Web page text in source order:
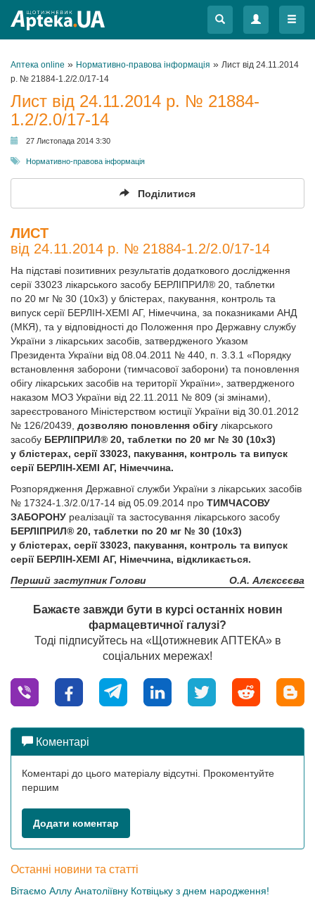
Меню
Меню
Аптека online » Нормативно-правова інформація » Лист від 24.11.2014
р. № 21884-1.2/2.0/17-14
Лист від 24.11.2014 р. № 21884-
1.2/2.0/17-14
27 Листопада 2014 3:30
Нормативно-правова інформація
Поділитися
ЛИСТ
від 24.11.2014 р. № 21884-1.2/2.0/17-14
На підставі позитивних результатів додаткового дослідження
серії 33023 лікарського засобу БЕРЛІПРИЛ® 20, таблетки
по 20 мг № 30 (10х3) у блістерах, пакування, контроль та
випуск серії БЕРЛІН-ХЕМІ АГ, Нiмеччина, за показниками АНД
(МКЯ), та у відповідності до Положення про Державну службу
України з лікарських засобів, затвердженого Указом
Президента України від 08.04.2011 № 440, п. 3.3.1 «Порядку
встановлення заборони (тимчасової заборони) та поновлення
обігу лікарських засобів на території України», затвердженого
наказом МОЗ України від 22.11.2011 № 809 (зі змінами),
зареєстрованого Міністерством юстиції України від 30.01.2012
№ 126/20439, дозволяю поновлення обігу лікарського
засобу БЕРЛІПРИЛ® 20, таблетки по 20 мг № 30 (10х3)
у блістерах, серії 33023, пакування, контроль та випуск
серії БЕРЛІН-ХЕМІ АГ, Нiмеччина.
Розпорядження Державної служби України з лікарських засобів
№ 17324-1.3/2.0/17-14 від 05.09.2014 про ТИМЧАСОВУ
ЗАБОРОНУ реалізації та застосування лікарського засобу
БЕРЛІПРИЛ® 20, таблетки по 20 мг № 30 (10х3)
у блістерах, серії 33023, пакування, контроль та випуск
серії БЕРЛІН-ХЕМІ АГ, Нiмеччина, відкликається.
Перший заступник Голови
О.А. Алєксєєва
Бажаєте завжди бути в курсі останніх новин
фармацевтичної галузі?
Тоді підписуйтесь на «Щотижневик АПТЕКА» в
соціальних мережах!
Коментарі
Коментарі до цього матеріалу відсутні. Прокоментуйте
першим
Додати коментар
Останні новини та статті
Вітаємо Аллу Анатоліївну Котвіцьку з днем народження!